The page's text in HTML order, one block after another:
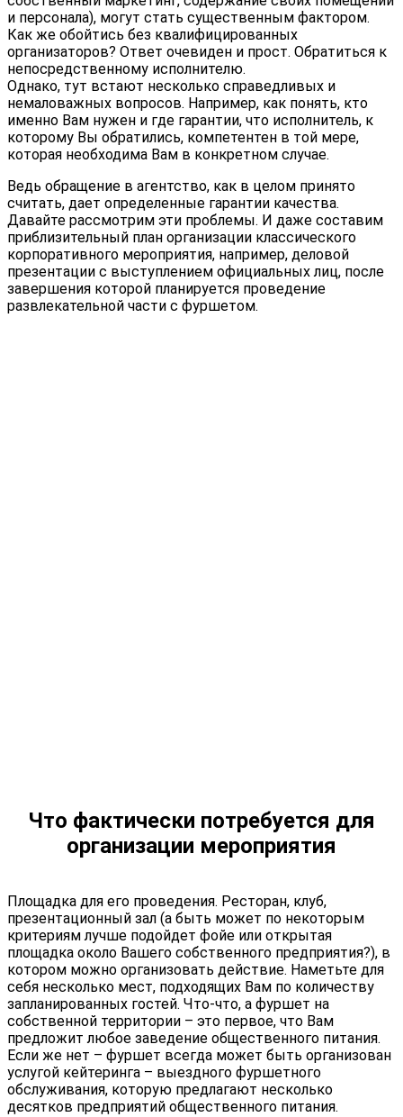
и персонала), могут стать существенным фактором.
Как же обойтись без квалифицированных
организаторов? Ответ очевиден и прост. Обратиться к
непосредственному исполнителю.
Однако, тут встают несколько справедливых и
немаловажных вопросов. Например, как понять, кто
именно Вам нужен и где гарантии, что исполнитель, к
которому Вы обратились, компетентен в той мере,
которая необходима Вам в конкретном случае.
Ведь обращение в агентство, как в целом принято
считать, дает определенные гарантии качества.
Давайте рассмотрим эти проблемы. И даже составим
приблизительный план организации классического
корпоративного мероприятия, например, деловой
презентации с выступлением официальных лиц, после
завершения которой планируется проведение
развлекательной части с фуршетом.
Что фактически потребуется для
организации мероприятия
Площадка для его проведения. Ресторан, клуб,
презентационный зал (а быть может по некоторым
критериям лучше подойдет фойе или открытая
площадка около Вашего собственного предприятия?), в
котором можно организовать действие. Наметьте для
себя несколько мест, подходящих Вам по количеству
запланированных гостей. Что-что, а фуршет на
собственной территории – это первое, что Вам
предложит любое заведение общественного питания.
Если же нет – фуршет всегда может быть организован
услугой кейтеринга – выездного фуршетного
обслуживания, которую предлагают несколько
десятков предприятий общественного питания.